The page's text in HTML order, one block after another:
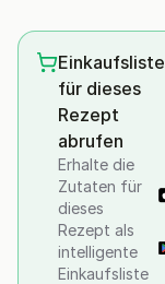
Einkaufsliste
für dieses
Rezept
abrufen
Erhalte die
Zutaten für
dieses
Rezept als
intelligente
Einkaufsliste